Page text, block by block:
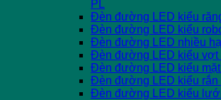
PL
Đèn đường LED kiểu
Đèn đường LED kiểu
Đèn đường LED nhiều
Đèn đường LED kiểu vợt
Đèn đường LED kiểu
Đèn đường LED kiểu rắn
Đèn đường LED kiểu